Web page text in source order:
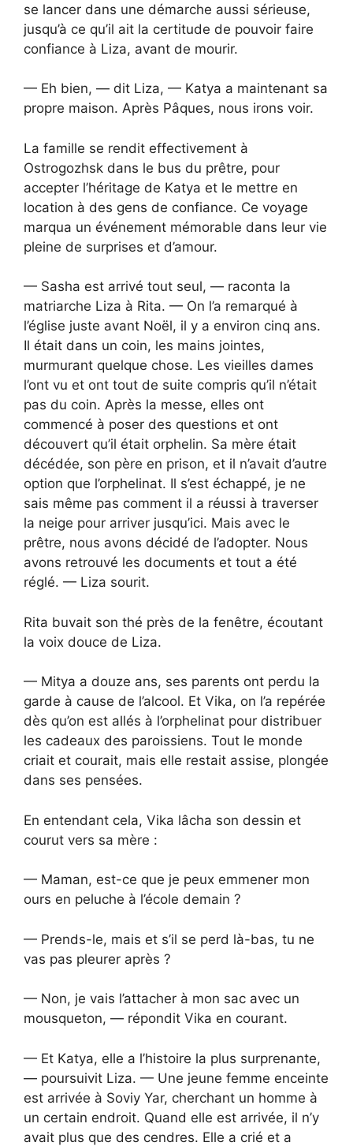
se lancer dans une démarche aussi sérieuse,
jusqu’à ce qu’il ait la certitude de pouvoir faire
confiance à Liza, avant de mourir.
— Eh bien, — dit Liza, — Katya a maintenant sa
propre maison. Après Pâques, nous irons voir.
La famille se rendit effectivement à
Ostrogozhsk dans le bus du prêtre, pour
accepter l’héritage de Katya et le mettre en
location à des gens de confiance. Ce voyage
marqua un événement mémorable dans leur vie
pleine de surprises et d’amour.
— Sasha est arrivé tout seul, — raconta la
matriarche Liza à Rita. — On l’a remarqué à
l’église juste avant Noël, il y a environ cinq ans.
Il était dans un coin, les mains jointes,
murmurant quelque chose. Les vieilles dames
l’ont vu et ont tout de suite compris qu’il n’était
pas du coin. Après la messe, elles ont
commencé à poser des questions et ont
découvert qu’il était orphelin. Sa mère était
décédée, son père en prison, et il n’avait d’autre
option que l’orphelinat. Il s’est échappé, je ne
sais même pas comment il a réussi à traverser
la neige pour arriver jusqu’ici. Mais avec le
prêtre, nous avons décidé de l’adopter. Nous
avons retrouvé les documents et tout a été
réglé. — Liza sourit.
Rita buvait son thé près de la fenêtre, écoutant
la voix douce de Liza.
— Mitya a douze ans, ses parents ont perdu la
garde à cause de l’alcool. Et Vika, on l’a repérée
dès qu’on est allés à l’orphelinat pour distribuer
les cadeaux des paroissiens. Tout le monde
criait et courait, mais elle restait assise, plongée
dans ses pensées.
En entendant cela, Vika lâcha son dessin et
courut vers sa mère :
— Maman, est-ce que je peux emmener mon
ours en peluche à l’école demain ?
— Prends-le, mais et s’il se perd là-bas, tu ne
vas pas pleurer après ?
— Non, je vais l’attacher à mon sac avec un
mousqueton, — répondit Vika en courant.
— Et Katya, elle a l’histoire la plus surprenante,
— poursuivit Liza. — Une jeune femme enceinte
est arrivée à Soviy Yar, cherchant un homme à
un certain endroit. Quand elle est arrivée, il n’y
avait plus que des cendres. Elle a crié et a